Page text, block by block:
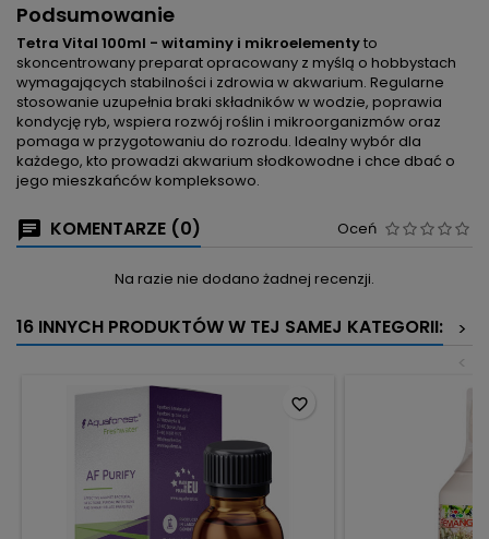
Podsumowanie
Tetra Vital 100ml - witaminy i mikroelementyto
skoncentrowany preparat opracowany z myślą o hobbystach
wymagających stabilności i zdrowia w akwarium. Regularne
stosowanie uzupełnia braki składników w wodzie, poprawia
kondycję ryb, wspiera rozwój roślin i mikroorganizmów oraz
pomaga w przygotowaniu do rozrodu. Idealny wybór dla
każdego, kto prowadzi akwarium słodkowodne i chce dbać o
jego mieszkańców kompleksowo.
KOMENTARZE (0) Oceń
Na razie nie dodano żadnej recenzji.
16 INNYCH PRODUKTÓW W TEJ SAMEJ KATEGORII:
>
<
favorite_border